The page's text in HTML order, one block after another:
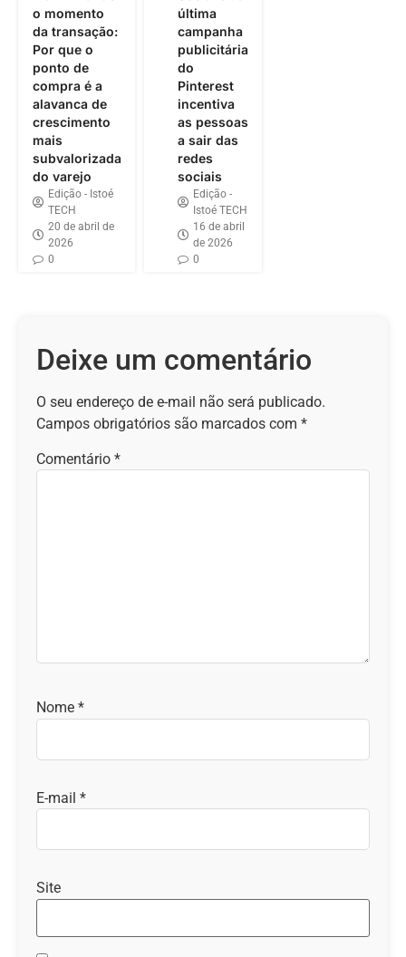
o momento
da transação:
Por que o
ponto de
compra é a
alavanca de
crescimento
mais
subvalorizada
do varejo
Edição - Istoé
TECH
20 de abril de
2026
0
última
campanha
publicitária
do
Pinterest
incentiva
as pessoas
a sair das
redes
sociais
Edição -
Istoé TECH
16 de abril
de 2026
0
Deixe um comentário
O seu endereço de e-mail não será publicado.
Campos obrigatórios são marcados com *
Comentário *
Nome *
E-mail *
Site